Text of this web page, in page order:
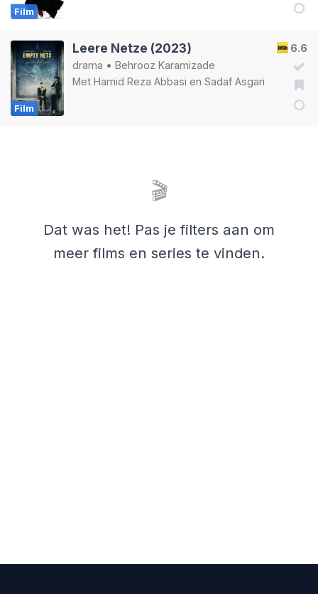
Film
Film
6.6
Leere Netze (2023)
drama • Behrooz Karamizade
Met Hamid Reza Abbasi en Sadaf Asgari
🎬
Dat was het! Pas je filters aan om
meer films en series te vinden.